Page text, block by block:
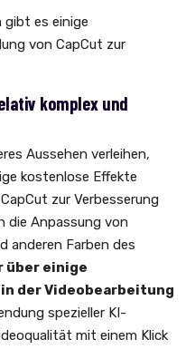
gibt es einige
von CapCut zur
komplex und
Aussehen verleihen,
kostenlose Effekte
zur Verbesserung
die Anpassung von
anderen Farben des
über einige
der Videobearbeitung
spezieller KI-
mit einem Klick